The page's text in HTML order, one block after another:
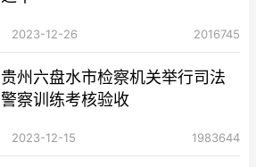
2023-12-26 2016745
贵州六盘水市检察机关举行司法
警察训练考核验收
2023-12-15 1983644